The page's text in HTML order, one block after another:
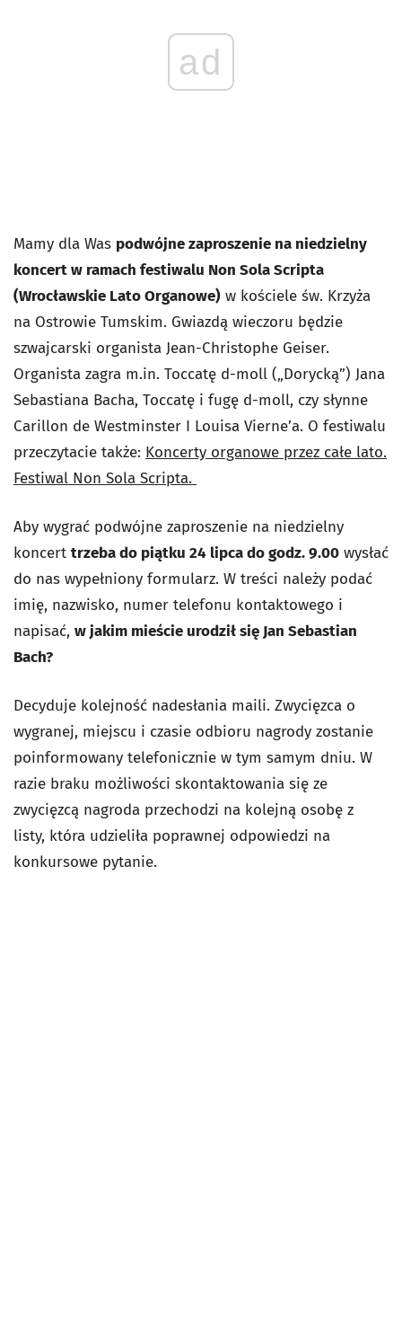
ad
Mamy dla Was podwójne zaproszenie na niedzielny
koncert w ramach festiwalu Non Sola Scripta
(Wrocławskie Lato Organowe) w kościele św. Krzyża
na Ostrowie Tumskim. Gwiazdą wieczoru będzie
szwajcarski organista Jean-Christophe Geiser.
Organista zagra m.in. Toccatę d-moll („Dorycką”) Jana
Sebastiana Bacha, Toccatę i fugę d-moll, czy słynne
Carillon de Westminster I Louisa Vierne’a. O festiwalu
przeczytacie także: Koncerty organowe przez całe lato.
Festiwal Non Sola Scripta.
Aby wygrać podwójne zaproszenie na niedzielny
koncert trzeba do piątku 24 lipca do godz. 9.00 wysłać
do nas wypełniony formularz. W treści należy podać
imię, nazwisko, numer telefonu kontaktowego i
napisać, w jakim mieście urodził się Jan Sebastian
Bach?
Decyduje kolejność nadesłania maili. Zwycięzca o
wygranej, miejscu i czasie odbioru nagrody zostanie
poinformowany telefonicznie w tym samym dniu. W
razie braku możliwości skontaktowania się ze
zwycięzcą nagroda przechodzi na kolejną osobę z
listy, która udzieliła poprawnej odpowiedzi na
konkursowe pytanie.